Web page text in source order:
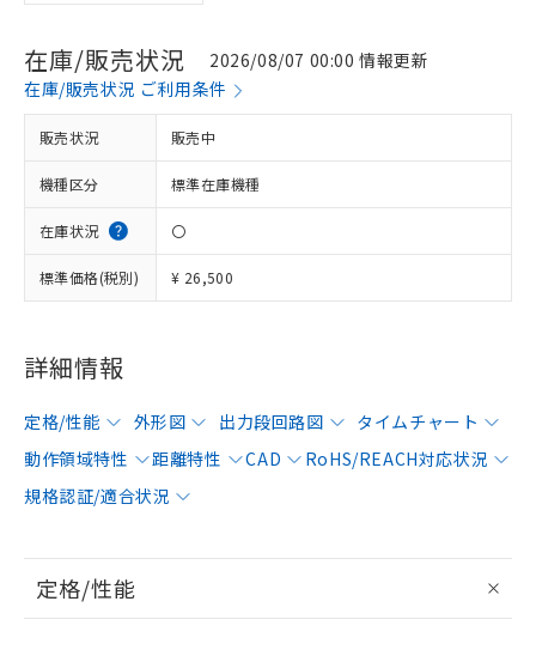
在庫/販売状況
2026/08/07 00:00 情報更新
在庫/販売状況 ご利用条件
販売状況 販売中
機種区分 標準在庫機種
在庫状況 〇
標準価格(税別) ¥ 26,500
詳細情報
定格/性能 外形図 出力段回路図
タイムチャート
動作領域特性
距離特性 CAD
RoHS/REACH対応状況
規格認証/適合状況
定格/性能